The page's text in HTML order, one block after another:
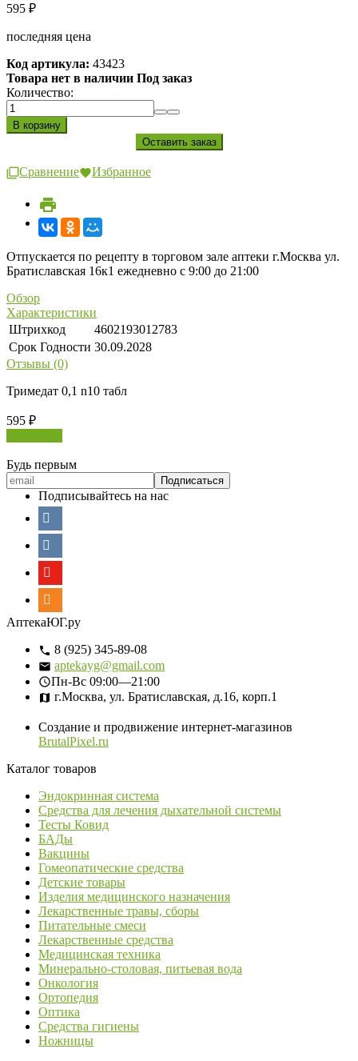
595 ₽
последняя цена
Код артикула: 43423
Товара нет в наличии Под заказ
Количество:
Сравнение Избранное
Отпускается по рецепту в торговом зале аптеки г.Москва ул.
Братиславская 16к1 ежедневно с 9:00 до 21:00
Обзор
Характеристики
Штрихкод
4602193012783
Срок Годности 30.09.2028
Отзывы (0)
Тримедат 0,1 n10 табл
595 ₽
Будь первым
Подписывайтесь на нас
АптекаЮГ.ру
8 (925) 345-89-08
aptekayg@gmail.com
Пн-Вс 09:00—21:00
г.Москва, ул. Братиславская, д.16, корп.1
Создание и продвижение интернет-магазинов
BrutalPixel.ru
Каталог товаров
Эндокринная система
Средства для лечения дыхательной системы
Тесты Ковид
БАДы
Вакцины
Гомеопатические средства
Детские товары
Изделия медицинского назначения
Лекарственные травы, сборы
Питательные смеси
Лекарственные средства
Медицинская техника
Минерально-столовая, питьевая вода
Онкология
Ортопедия
Оптика
Средства гигиены
Ножницы